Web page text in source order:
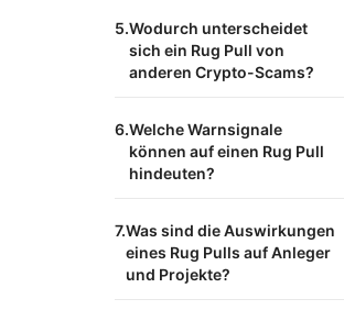
Wodurch unterscheidet
sich ein Rug Pull von
anderen Crypto-Scams?
Welche Warnsignale
können auf einen Rug Pull
hindeuten?
Was sind die Auswirkungen
eines Rug Pulls auf Anleger
und Projekte?